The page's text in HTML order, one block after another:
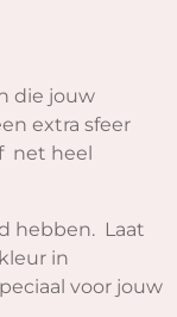
die jouw
extra sfeer
net heel
hebben. Laat
in
voor jouw